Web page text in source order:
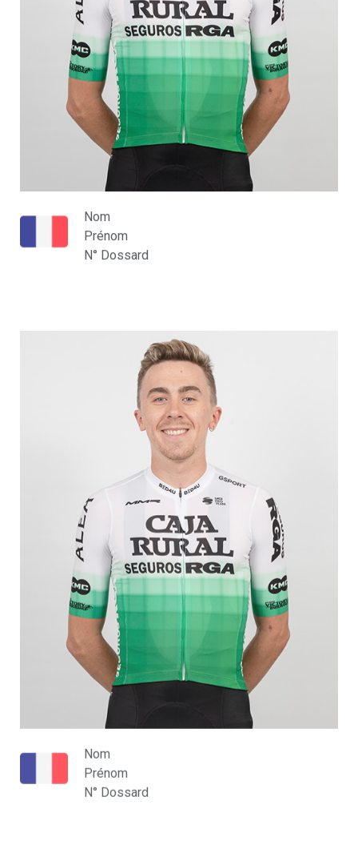
Nom
Prénom
N° Dossard
Nom
N° Dossard